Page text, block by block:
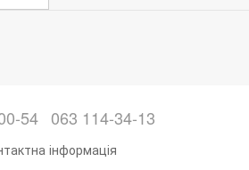
54 063 114-34-13
інформація